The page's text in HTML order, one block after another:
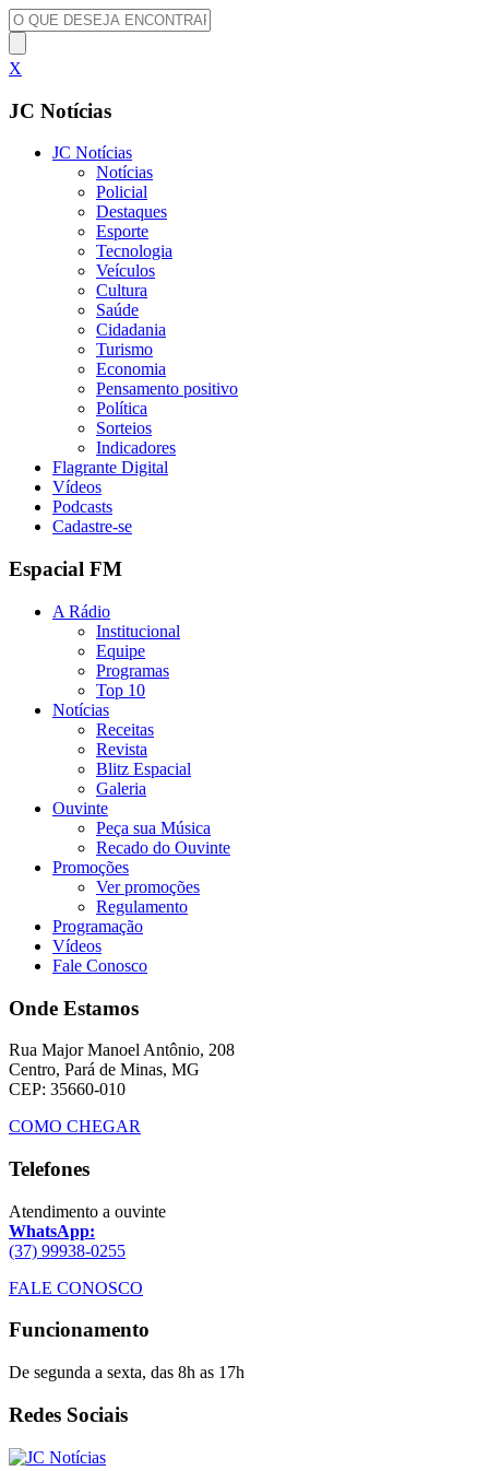
X
JC Notícias
JC Notícias
Notícias
Policial
Destaques
Esporte
Tecnologia
Veículos
Cultura
Saúde
Cidadania
Turismo
Economia
Pensamento positivo
Política
Sorteios
Indicadores
Flagrante Digital
Vídeos
Podcasts
Cadastre-se
Espacial FM
A Rádio
Institucional
Equipe
Programas
Top 10
Notícias
Receitas
Revista
Blitz Espacial
Galeria
Ouvinte
Peça sua Música
Recado do Ouvinte
Promoções
Ver promoções
Regulamento
Programação
Vídeos
Fale Conosco
Onde Estamos
Rua Major Manoel Antônio, 208
Centro, Pará de Minas, MG
CEP: 35660-010
COMO CHEGAR
Telefones
Atendimento a ouvinte
WhatsApp:
(37) 99938-0255
FALE CONOSCO
Funcionamento
De segunda a sexta, das 8h as 17h
Redes Sociais